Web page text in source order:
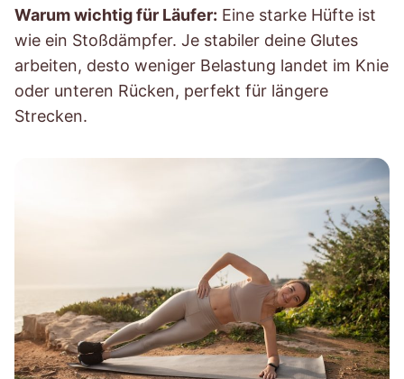
Warum wichtig für Läufer: Eine starke Hüfte ist
wie ein Stoßdämpfer. Je stabiler deine Glutes
arbeiten, desto weniger Belastung landet im Knie
oder unteren Rücken, perfekt für längere
Strecken.